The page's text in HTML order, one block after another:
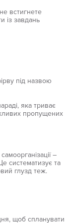
встигнете
із завдань
під назвою
яка триває
пропущених
–
систематизує та
глузд теж.
щоб спланувати